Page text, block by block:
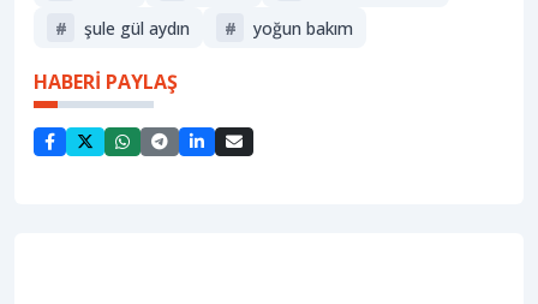
#
şule gül aydın # yoğun bakım
HABERİ PAYLAŞ